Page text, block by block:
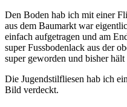
Den Boden hab ich mit einer
aus dem Baumarkt war
einfach aufgetragen und am
super Fussbodenlack aus der
super geworden und bisher hält
Die Jugendstilfliesen hab ich
Bild verdeckt.